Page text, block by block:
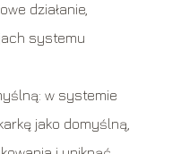
działanie,
systemu
w systemie
jako domyślną,